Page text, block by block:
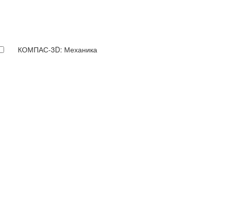
КОМПАС-3D: Механика